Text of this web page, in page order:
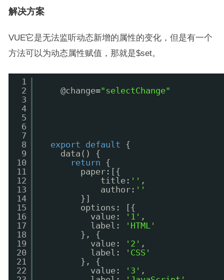
解决方案
VUE它是无法监听动态新增的属性的变化，但是有一个
方法可以为动态属性赋值，那就是$set。
1
2
3
4
5
6
7
8
9
10
11
12
13
14
15
16
17
18
19
20
21
22
@change="selectChange"
export default
{
data() {
return
{
paper:[{
title: '' ,
author: ''
}]
options: [{
value:
'1' ,
label:
'HTML'
}, {
value:
'2' ,
label:
'CSS'
}, {
value:
'3' ,